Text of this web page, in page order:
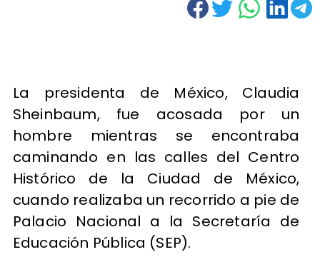
La presidenta de México, Claudia
Sheinbaum, fue acosada por un
hombre mientras se encontraba
caminando en las calles del Centro
Histórico de la Ciudad de México,
cuando realizaba un recorrido a pie de
Palacio Nacional a la Secretaría de
Educación Pública (SEP).